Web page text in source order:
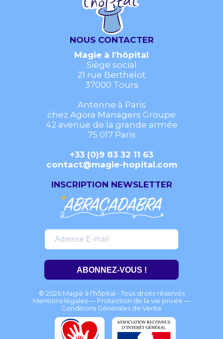
NOUS CONTACTER
Magie à l’hôpital
Siège social
21 rue Berthelot
37000 Tours
Antenne à Paris
chez Agora Managers Groupe
42 avenue de la grande armée
75 017 Paris
+33 (0)9 83 32 11 63
contact@magie-hopital.com
INSCRIPTION NEWSLETTER
ABONNEZ-VOUS !
© 2026 Magie à l’hôpital - Tous droits réservés
Mentions légales— Protection de la vie privée —
Conditions Générales de Vente